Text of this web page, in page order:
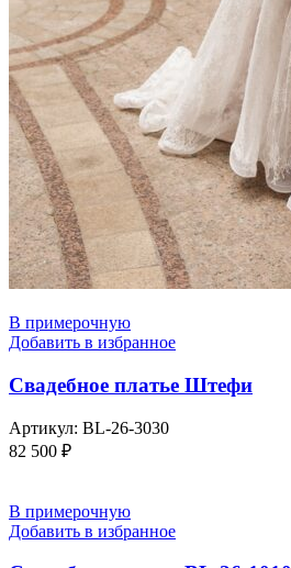
В примерочную
Добавить в избранное
Свадебное платье Штефи
Артикул: BL-26-3030
82 500 ₽
В примерочную
Добавить в избранное